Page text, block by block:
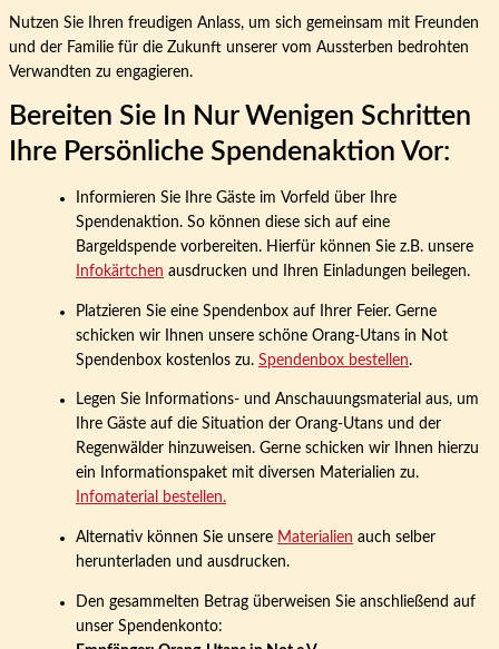
Nutzen Sie Ihren freudigen Anlass, um sich gemeinsam mit Freunden
und der Familie für die Zukunft unserer vom Aussterben bedrohten
Verwandten zu engagieren.
Bereiten Sie In Nur Wenigen Schritten
Ihre Persönliche Spendenaktion Vor:
Informieren Sie Ihre Gäste im Vorfeld über Ihre
Spendenaktion. So können diese sich auf eine
Bargeldspende vorbereiten. Hierfür können Sie z.B. unsere
Infokärtchen ausdrucken und Ihren Einladungen beilegen.
Platzieren Sie eine Spendenbox auf Ihrer Feier. Gerne
schicken wir Ihnen unsere schöne Orang-Utans in Not
Spendenbox kostenlos zu. Spendenbox bestellen.
Legen Sie Informations- und Anschauungsmaterial aus, um
Ihre Gäste auf die Situation der Orang-Utans und der
Regenwälder hinzuweisen. Gerne schicken wir Ihnen hierzu
ein Informationspaket mit diversen Materialien zu.
Infomaterial bestellen.
Alternativ können Sie unsere Materialien auch selber
herunterladen und ausdrucken.
Den gesammelten Betrag überweisen Sie anschließend auf
unser Spendenkonto: